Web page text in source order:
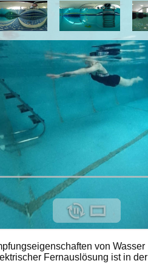
von
Fernauslösung ist in